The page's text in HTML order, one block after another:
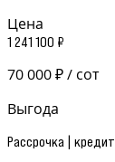
Цена
1 241 100 ₽
70 000 ₽ / сот
Выгода
Рассрочка | кредит